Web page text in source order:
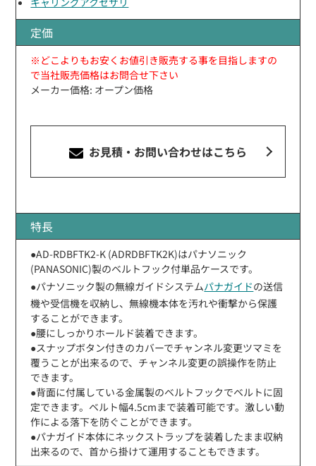
定価
※どこよりもお安くお値引き販売する事を目指しますの
で当社販売価格はお問合せ下さい
メーカー価格: オープン価格
お見積・お問い合わせはこちら
特長
●AD-RDBFTK2-K (ADRDBFTK2K)はパナソニック
(PANASONIC)製のベルトフック付単品ケースです。
●パナソニック製の無線ガイドシステムパナガイドの送信
機や受信機を収納し、無線機本体を汚れや衝撃から保護
することができます。
●腰にしっかりホールド装着できます。
●スナップボタン付きのカバーでチャンネル変更ツマミを
覆うことが出来るので、チャンネル変更の誤操作を防止
できます。
●背面に付属している金属製のベルトフックでベルトに固
定できます。ベルト幅4.5cmまで装着可能です。激しい動
作による落下を防ぐことができます。
●パナガイド本体にネックストラップを装着したまま収納
出来るので、首から掛けて運用することもできます。